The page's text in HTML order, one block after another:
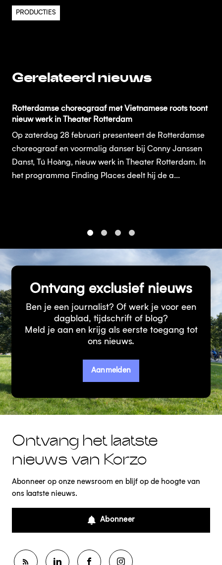
PRODUCTIES
Gerelateerd nieuws
Rotterdamse choreograaf met Vietnamese roots toont
nieuw werk in Theater Rotterdam
Op zaterdag 28 februari presenteert de Rotterdamse
choreograaf en voormalig danser bij Conny Janssen
Danst, Tú Hoàng, nieuw werk in Theater Rotterdam. In
het programma Finding Places deelt hij de a...
Ontvang exclusief nieuws
Ben je een journalist? Of werk je voor een
dagblad, tijdschrift of blog?
Meld je aan en krijg als eerste toegang tot
ons nieuws.
Aanmelden
Ontvang het laatste
nieuws van Korzo
Abonneer op onze newsroom en blijf op de hoogte van
ons laatste nieuws.
Abonneer